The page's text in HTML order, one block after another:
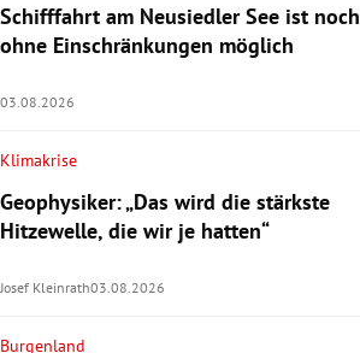
Schifffahrt am Neusiedler See ist noch
ohne Einschränkungen möglich
03.08.2026
Klimakrise
Geophysiker: „Das wird die stärkste
Hitzewelle, die wir je hatten“
Josef Kleinrath03.08.2026
Burgenland